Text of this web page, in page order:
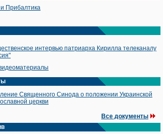
Прибалтика
интервью патриарха Кирилла телеканалу
Священного Синода о положении Украинской
церкви
Все документы